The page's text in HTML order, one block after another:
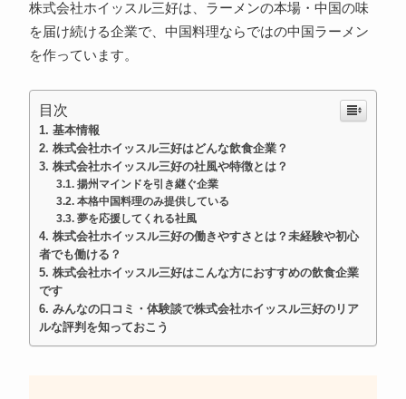
株式会社ホイッスル三好は、ラーメンの本場・中国の味
を届け続ける企業で、中国料理ならではの中国ラーメン
を作っています。
目次
基本情報
株式会社ホイッスル三好はどんな飲食企業？
株式会社ホイッスル三好の社風や特徴とは？
揚州マインドを引き継ぐ企業
本格中国料理のみ提供している
夢を応援してくれる社風
株式会社ホイッスル三好の働きやすさとは？未経験や初心
者でも働ける？
株式会社ホイッスル三好はこんな方におすすめの飲食企業
です
みんなの口コミ・体験談で株式会社ホイッスル三好のリア
ルな評判を知っておこう